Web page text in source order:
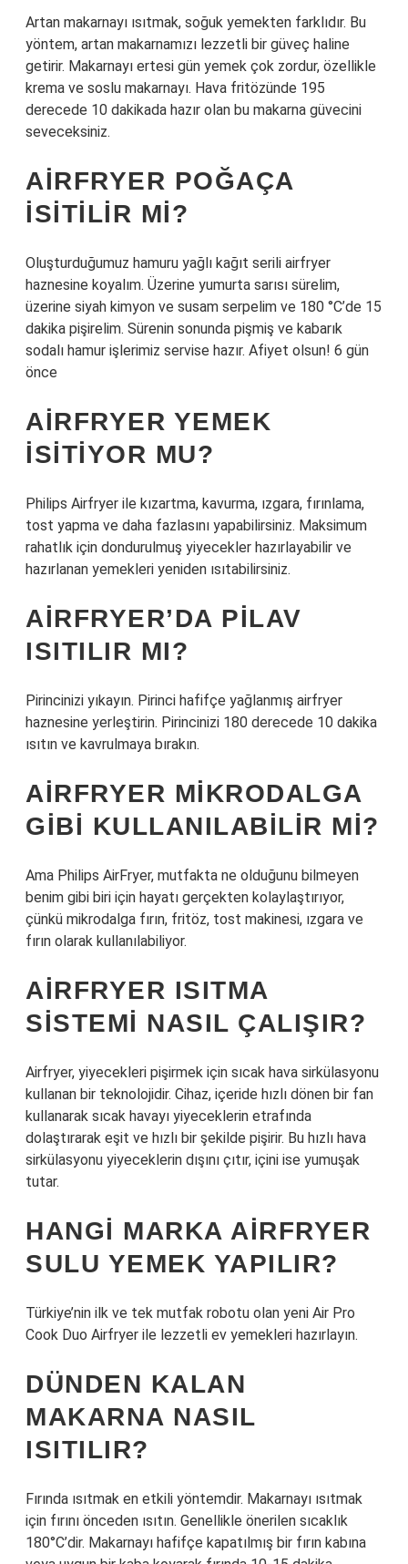
Artan makarnayı ısıtmak, soğuk yemekten farklıdır. Bu
yöntem, artan makarnamızı lezzetli bir güveç haline
getirir. Makarnayı ertesi gün yemek çok zordur, özellikle
krema ve soslu makarnayı. Hava fritözünde 195
derecede 10 dakikada hazır olan bu makarna güvecini
seveceksiniz.
AIRFRYER POĞAÇA
ISITILIR MI?
Oluşturduğumuz hamuru yağlı kağıt serili airfryer
haznesine koyalım. Üzerine yumurta sarısı sürelim,
üzerine siyah kimyon ve susam serpelim ve 180 °C’de 15
dakika pişirelim. Sürenin sonunda pişmiş ve kabarık
sodalı hamur işlerimiz servise hazır. Afiyet olsun! 6 gün
önce
AIRFRYER YEMEK
ISITIYOR MU?
Philips Airfryer ile kızartma, kavurma, ızgara, fırınlama,
tost yapma ve daha fazlasını yapabilirsiniz. Maksimum
rahatlık için dondurulmuş yiyecekler hazırlayabilir ve
hazırlanan yemekleri yeniden ısıtabilirsiniz.
AIRFRYER’DA PILAV
ISITILIR MI?
Pirincinizi yıkayın. Pirinci hafifçe yağlanmış airfryer
haznesine yerleştirin. Pirincinizi 180 derecede 10 dakika
ısıtın ve kavrulmaya bırakın.
AIRFRYER MIKRODALGA
GIBI KULLANILABILIR MI?
Ama Philips AirFryer, mutfakta ne olduğunu bilmeyen
benim gibi biri için hayatı gerçekten kolaylaştırıyor,
çünkü mikrodalga fırın, fritöz, tost makinesi, ızgara ve
fırın olarak kullanılabiliyor.
AIRFRYER ISITMA
SISTEMI NASIL ÇALIŞIR?
Airfryer, yiyecekleri pişirmek için sıcak hava sirkülasyonu
kullanan bir teknolojidir. Cihaz, içeride hızlı dönen bir fan
kullanarak sıcak havayı yiyeceklerin etrafında
dolaştırarak eşit ve hızlı bir şekilde pişirir. Bu hızlı hava
sirkülasyonu yiyeceklerin dışını çıtır, içini ise yumuşak
tutar.
HANGI MARKA AIRFRYER
SULU YEMEK YAPILIR?
Türkiye’nin ilk ve tek mutfak robotu olan yeni Air Pro
Cook Duo Airfryer ile lezzetli ev yemekleri hazırlayın.
DÜNDEN KALAN
MAKARNA NASIL
ISITILIR?
Fırında ısıtmak en etkili yöntemdir. Makarnayı ısıtmak
için fırını önceden ısıtın. Genellikle önerilen sıcaklık
180°C’dir. Makarnayı hafifçe kapatılmış bir fırın kabına